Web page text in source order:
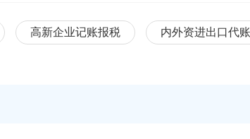
高新企业记账报税 内外资进出口代账